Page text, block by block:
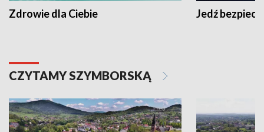
Zdrowie dla Ciebie Jedź
CZYTAMY SZYMBORSKĄ